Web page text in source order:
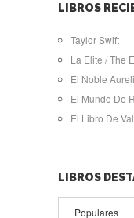
LIBROS
Taylor Swift
La Elite / The
El Noble
El Mundo De
El Libro De
LIBROS
Populares